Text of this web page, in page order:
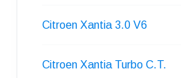
Citroen Xantia 3.0 V6
Citroen Xantia Turbo C.T.